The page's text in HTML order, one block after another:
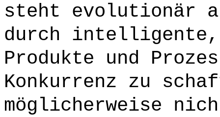
steht evolutionär
durch
Produkte und
Konkurrenz zu
möglicherweise